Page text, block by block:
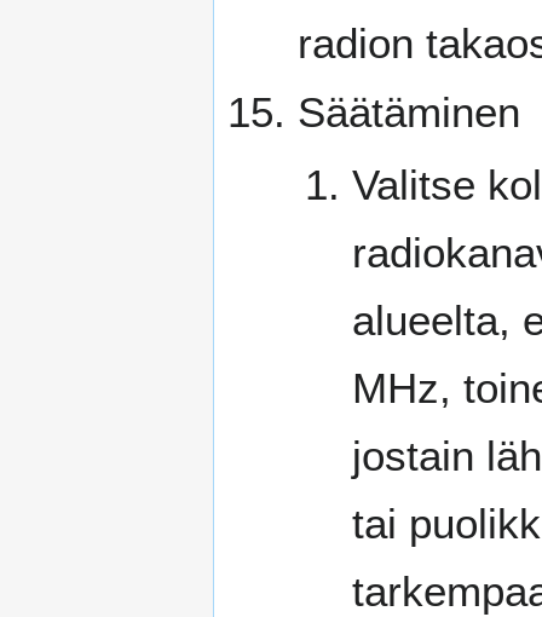
radion
Säätäminen
Valitse
alueelta,
MHz,
jostain
tai